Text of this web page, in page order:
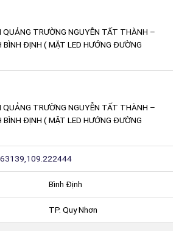
TRƯỜNG NGUYỄN TẤT THÀNH –
ĐỊNH ( MẶT LED HƯỚNG ĐƯỜNG
TRƯỜNG NGUYỄN TẤT THÀNH –
ĐỊNH ( MẶT LED HƯỚNG ĐƯỜNG
Bình Định
TP. Quy Nhơn